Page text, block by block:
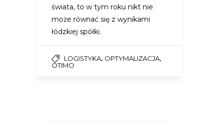
świata, to w tym roku nikt nie
może równać się z wynikami
łódzkiej spółki.
LOGISTYKA, OPTYMALIZACJA,
OTIMO